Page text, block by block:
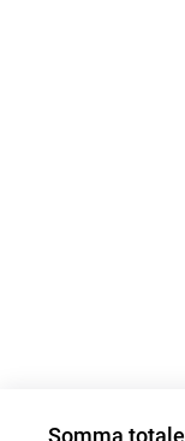
Somma totale